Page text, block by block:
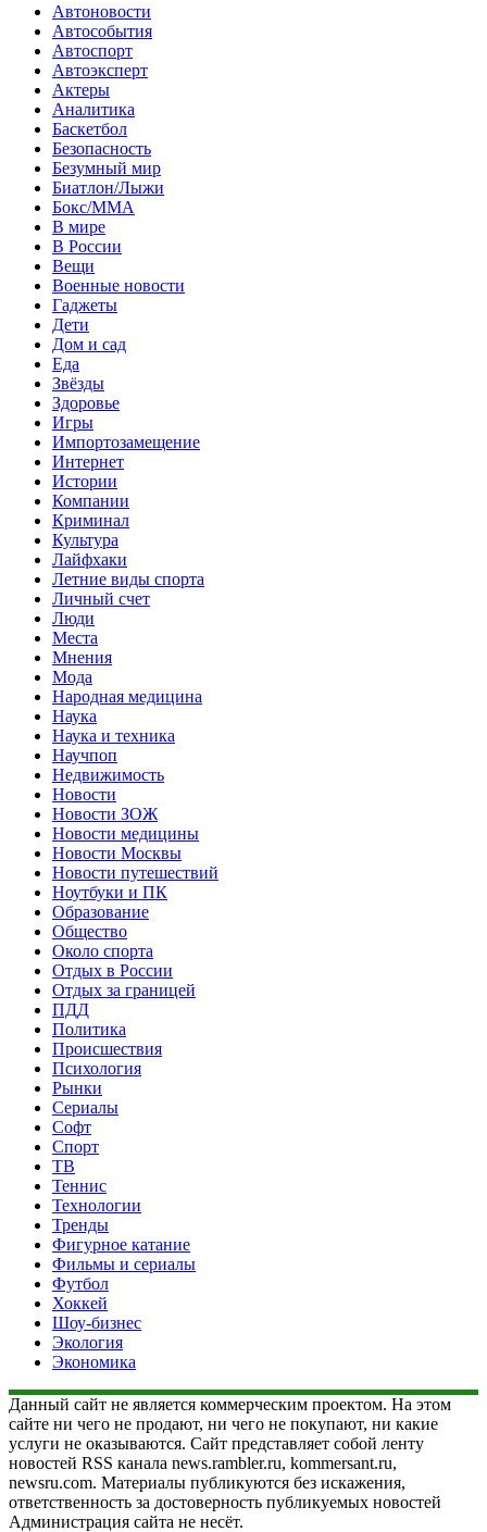
Автоновости
Автособытия
Автоспорт
Автоэксперт
Актеры
Аналитика
Баскетбол
Безопасность
Безумный мир
Биатлон/Лыжи
Бокс/MMA
В мире
В России
Вещи
Военные новости
Гаджеты
Дети
Дом и сад
Еда
Звёзды
Здоровье
Игры
Импортозамещение
Интернет
Истории
Компании
Криминал
Культура
Лайфхаки
Летние виды спорта
Личный счет
Люди
Места
Мнения
Мода
Народная медицина
Наука
Наука и техника
Научпоп
Недвижимость
Новости
Новости ЗОЖ
Новости медицины
Новости Москвы
Новости путешествий
Ноутбуки и ПК
Образование
Общество
Около спорта
Отдых в России
Отдых за границей
ПДД
Политика
Происшествия
Психология
Рынки
Сериалы
Софт
Спорт
ТВ
Теннис
Технологии
Тренды
Фигурное катание
Фильмы и сериалы
Футбол
Хоккей
Шоу-бизнес
Экология
Экономика
Данный сайт не является коммерческим проектом. На этом
сайте ни чего не продают, ни чего не покупают, ни какие
услуги не оказываются. Сайт представляет собой ленту
новостей RSS канала news.rambler.ru, kommersant.ru,
newsru.com. Материалы публикуются без искажения,
ответственность за достоверность публикуемых новостей
Администрация сайта не несёт.